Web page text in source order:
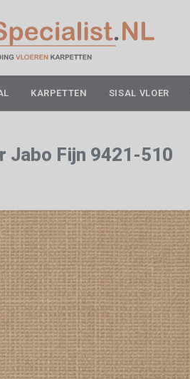
KARPETTEN SISAL VLOER
Jabo Fijn 9421-510